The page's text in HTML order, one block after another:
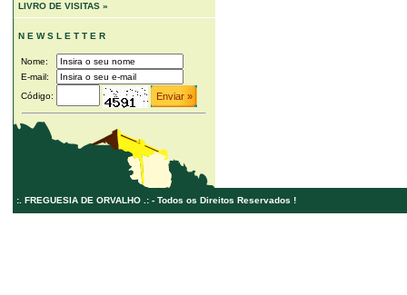
LIVRO DE VISITAS »
N E W S L E T T E R
Nome:
E-mail:
Código:
:. FREGUESIA DE ORVALHO .: - Todos os Direitos Reservados !